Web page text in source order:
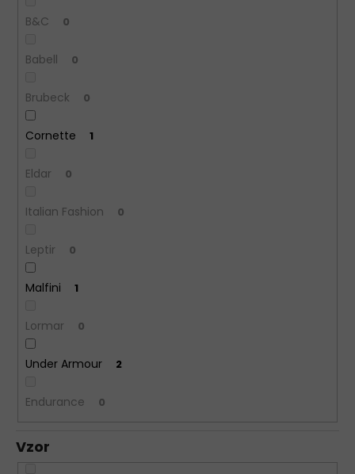
B&C 0
Babell 0
Brubeck 0
Cornette 1
Eldar 0
Italian Fashion 0
Leptir 0
Malfini 1
Lormar 0
Under Armour 2
Endurance 0
Vzor